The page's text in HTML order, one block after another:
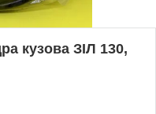
кузова ЗІЛ 130,